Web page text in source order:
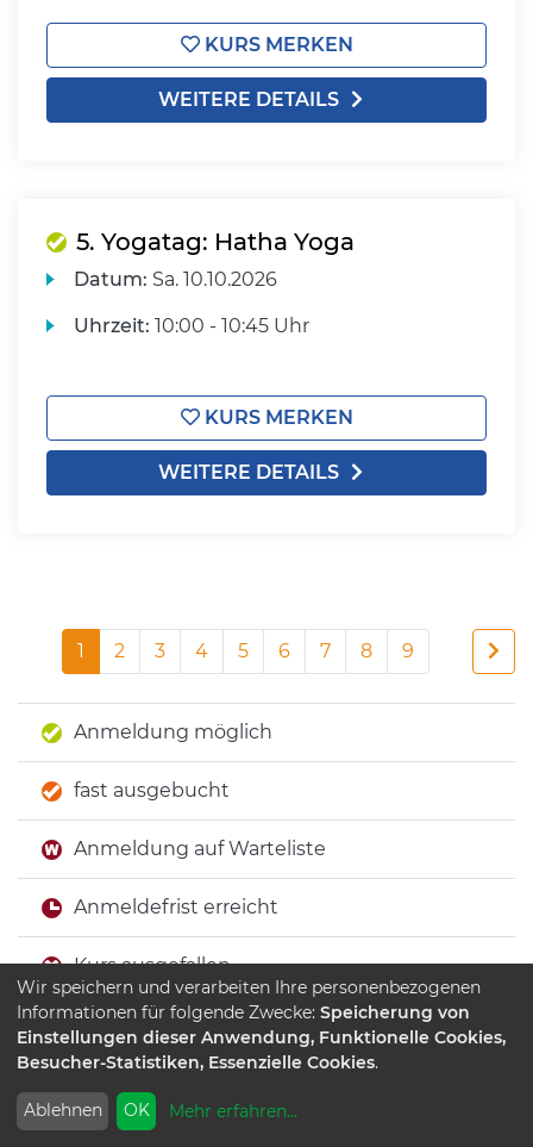
KURS MERKEN
WEITERE DETAILS
5. Yogatag: Hatha Yoga
Datum: Sa. 10.10.2026
Uhrzeit: 10:00 - 10:45 Uhr
KURS MERKEN
WEITERE DETAILS
1 2 3 4 5 6 7 8 9
Anmeldung möglich
fast ausgebucht
Anmeldung auf Warteliste
Anmeldefrist erreicht
Kurs ausgefallen
Keine Anmeldung möglich
Beginn
Wir speichern und verarbeiten Ihre personenbezogenen
Informationen für folgende Zwecke: Speicherung von
Einstellungen dieser Anwendung, Funktionelle Cookies,
Besucher-Statistiken, Essenzielle Cookies.
Ablehnen OK Mehr erfahren...